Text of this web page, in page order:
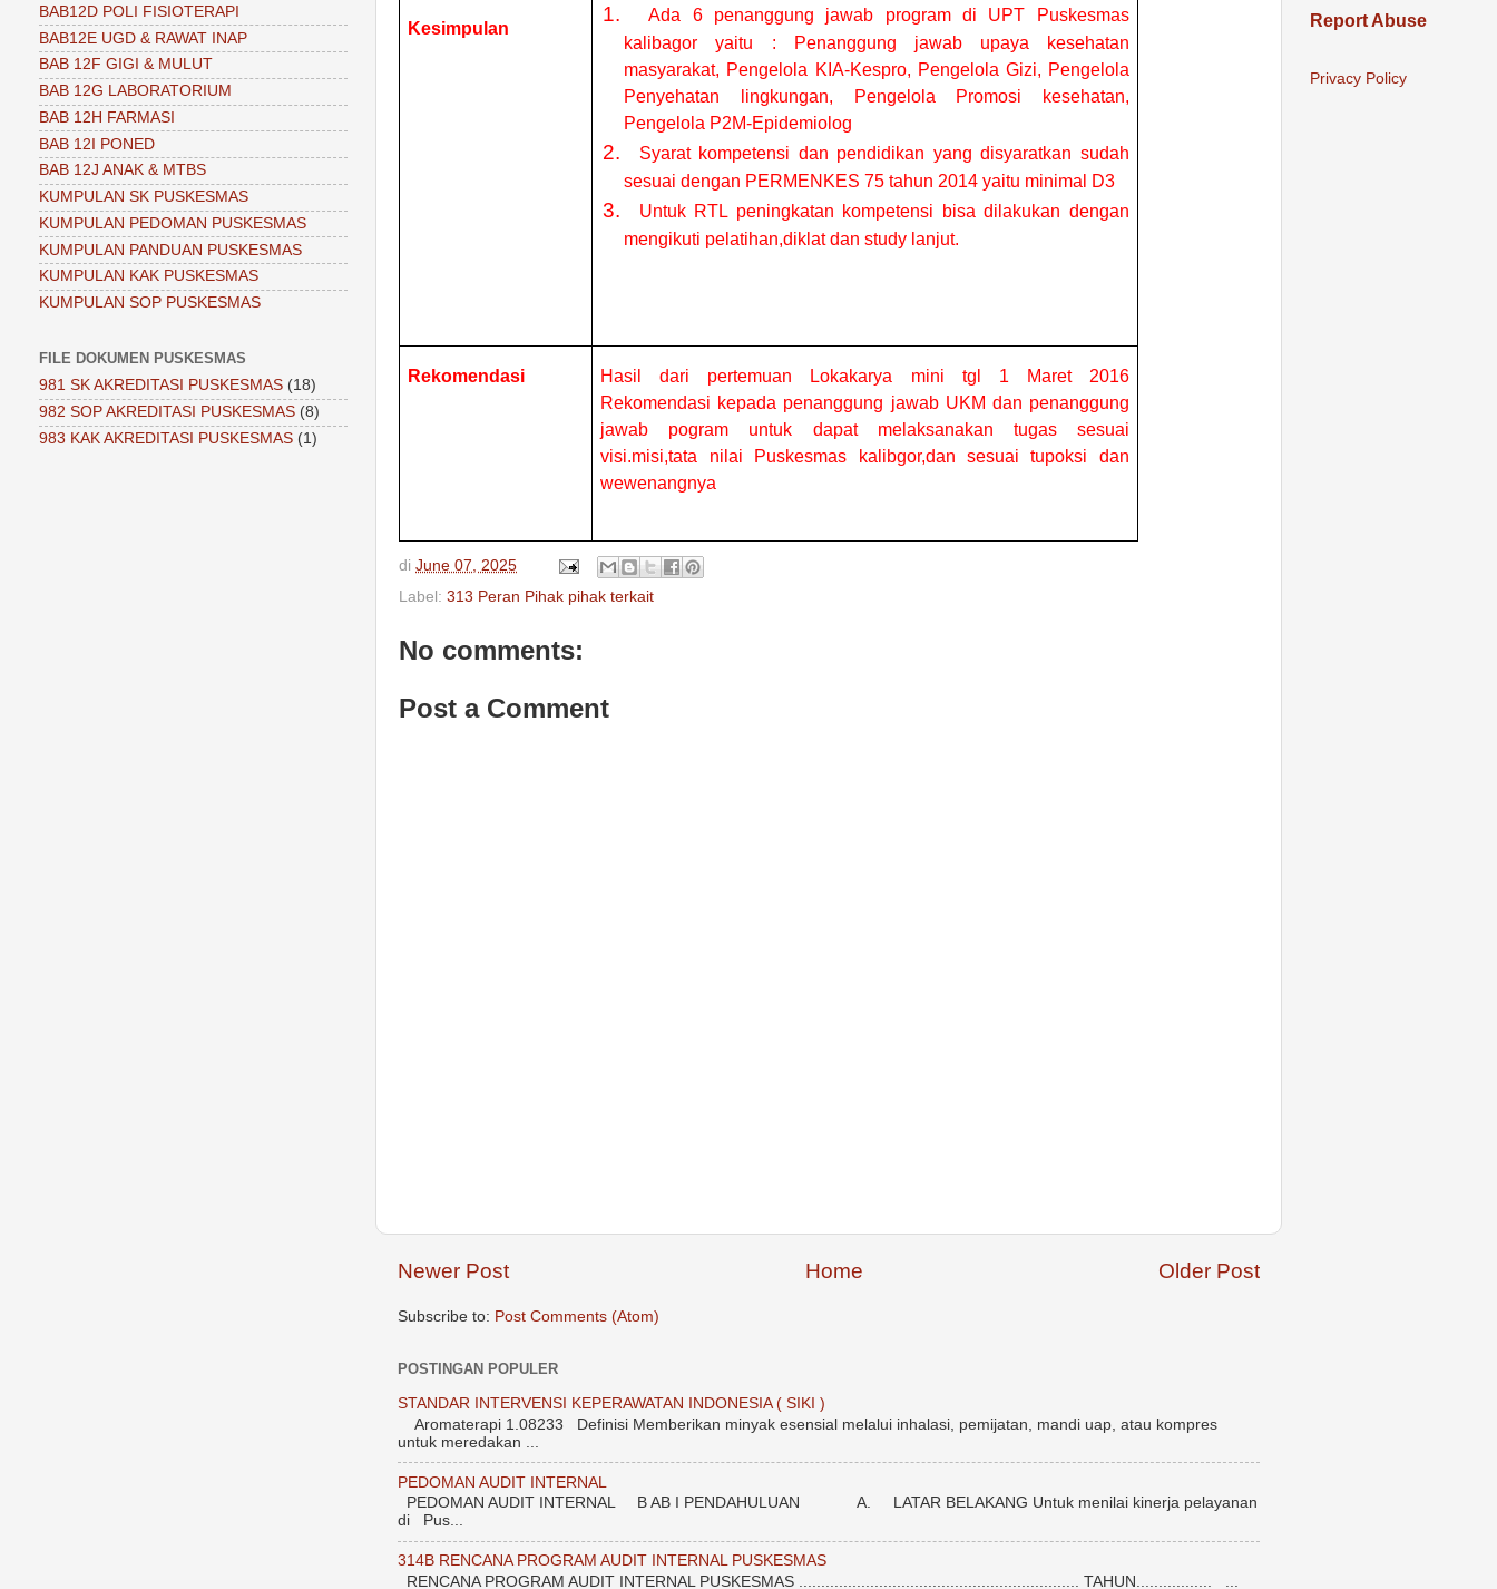
Kesimpulan
1.
Ada 6 penanggung jawab program di UPT Puskesmas
kalibagor yaitu :
Penanggung jawab upaya kesehatan
masyarakat, Pengelola KIA-Kespro, Pengelola Gizi, Pengelola
Penyehatan lingkungan, Pengelola Promosi kesehatan,
Pengelola P2M-Epidemiolog
2.
Syarat kompetensi dan pendidikan yang disyaratkan sudah
sesuai dengan PERMENKES 75 tahun 2014 yaitu minimal D3
3.
Untuk RTL peningkatan kompetensi bisa dilakukan dengan
mengikuti pelatihan,diklat dan study lanjut.
Rekomendasi
Hasil dari pertemuan Lokakarya mini tgl 1 Maret 2016
Rekomendasi kepada penanggung jawab UKM dan penanggung
jawab pogram untuk dapat melaksanakan tugas sesuai
visi.misi,tata nilai Puskesmas kalibgor,dan sesuai tupoksi dan
wewenangnya
di June 07, 2025
Label: 313 Peran Pihak pihak terkait
No comments:
Post a Comment
Newer Post Older Post
Home
Subscribe to: Post Comments (Atom)
POSTINGAN POPULER
STANDAR INTERVENSI KEPERAWATAN INDONESIA ( SIKI )
Aromaterapi 1.08233 Definisi Memberikan minyak esensial melalui inhalasi, pemijatan, mandi uap, atau kompres
untuk meredakan ...
PEDOMAN AUDIT INTERNAL
PEDOMAN AUDIT INTERNAL B AB I PENDAHULUAN A. LATAR BELAKANG Untuk menilai kinerja pelayanan
di Pus...
314B RENCANA PROGRAM AUDIT INTERNAL PUSKESMAS
RENCANA PROGRAM AUDIT INTERNAL PUSKESMAS ............................................................... TAHUN................. ...
BAB12D POLI FISIOTERAPI
BAB12E UGD & RAWAT INAP
BAB 12F GIGI & MULUT
BAB 12G LABORATORIUM
BAB 12H FARMASI
BAB 12I PONED
BAB 12J ANAK & MTBS
KUMPULAN SK PUSKESMAS
KUMPULAN PEDOMAN PUSKESMAS
KUMPULAN PANDUAN PUSKESMAS
KUMPULAN KAK PUSKESMAS
KUMPULAN SOP PUSKESMAS
FILE DOKUMEN PUSKESMAS
981 SK AKREDITASI PUSKESMAS (18)
982 SOP AKREDITASI PUSKESMAS (8)
983 KAK AKREDITASI PUSKESMAS (1)
Report Abuse
Privacy Policy